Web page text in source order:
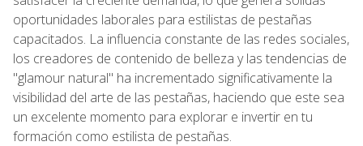
oportunidades laborales para estilistas de pestañas
capacitados. La influencia constante de las redes sociales,
los creadores de contenido de belleza y las tendencias de
"glamour natural" ha incrementado significativamente la
visibilidad del arte de las pestañas, haciendo que este sea
un excelente momento para explorar e invertir en tu
formación como estilista de pestañas.